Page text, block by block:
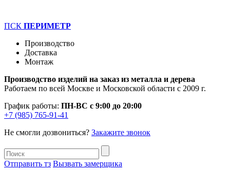
ПСК ПЕРИМЕТР
Производство
Доставка
Монтаж
Производство изделий на заказ из металла и дерева
Работаем по всей Москве и Московской области с 2009 г.
График работы: ПН-ВС с 9:00 до 20:00
+7 (985) 765-91-41
Не смогли дозвониться? Закажите звонок
Отправить тз Вызвать замерщика